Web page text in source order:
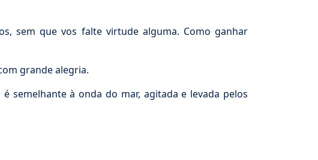
sem que vos falte virtude alguma. Como ganhar
grande alegria.
semelhante à onda do mar, agitada e levada pelos